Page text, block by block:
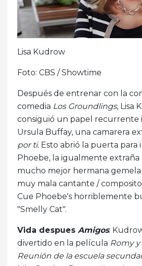
Lisa Kudrow
Foto: CBS / Showtime
Después de entrenar con la
comedia Los Groundlings, Lisa
consiguió un papel recurrente
Ursula Buffay, una camarera
por ti. Esto abrió la puerta para
Phoebe, la igualmente extraña
mucho mejor hermana gemela
muy mala cantante /
Cue Phoebe's horriblemente
"Smelly Cat".
Vida despues Amigos:
divertido en la película Romy
Reunión de la escuela